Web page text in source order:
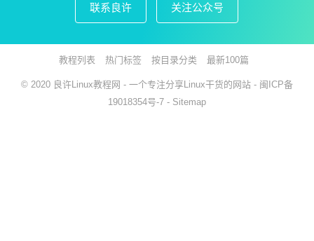
联系良许 关注公众号
教程列表 热门标签 按目录分类 最新100篇
© 2020 良许Linux教程网 - 一个专注分享Linux干货的网站 - 闽ICP备
19018354号-7 - Sitemap